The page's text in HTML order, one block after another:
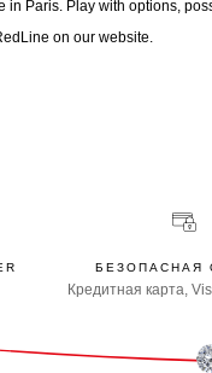
in Paris. Play with options,
on our website.
БЕЗОПАСНАЯ
Кредитная карта,